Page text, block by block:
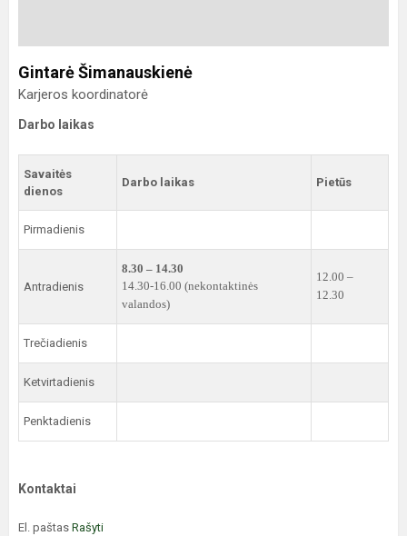
Gintarė Šimanauskienė
Karjeros koordinatorė
Darbo laikas
Savaitės
dienos
Darbo laikas Pietūs
Pirmadienis
Antradienis
8.30 – 14.30
14.30-16.00 (nekontaktinės
valandos)
12.00 –
12.30
Trečiadienis
Ketvirtadienis
Penktadienis
Kontaktai
El. paštas Rašyti